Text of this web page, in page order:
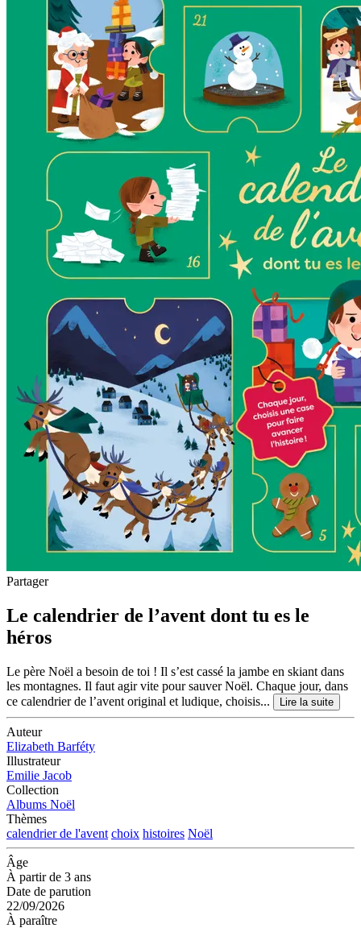
Partager
Le calendrier de l’avent dont tu es le
héros
Le père Noël a besoin de toi ! Il s’est cassé la jambe en skiant dans
les montagnes. Il faut agir vite pour sauver Noël. Chaque jour, dans
ce calendrier de l’avent original et ludique, choisis...
Lire la suite
Auteur
Elizabeth Barféty
Illustrateur
Emilie Jacob
Collection
Albums Noël
Thèmes
calendrier de l'avent choix histoires Noël
Âge
À partir de 3 ans
Date de parution
22/09/2026
À paraître